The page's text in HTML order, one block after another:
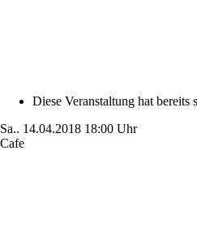
Diese Veranstaltung hat bereits
Sa.. 14.04.2018 18:00 Uhr
Cafe